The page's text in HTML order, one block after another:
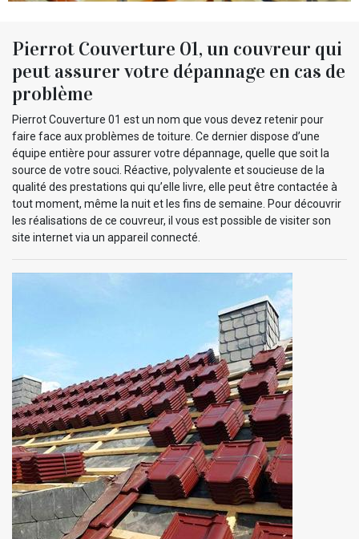
Pierrot Couverture 01, un couvreur qui
peut assurer votre dépannage en cas de
problème
Pierrot Couverture 01 est un nom que vous devez retenir pour
faire face aux problèmes de toiture. Ce dernier dispose d’une
équipe entière pour assurer votre dépannage, quelle que soit la
source de votre souci. Réactive, polyvalente et soucieuse de la
qualité des prestations qui qu’elle livre, elle peut être contactée à
tout moment, même la nuit et les fins de semaine. Pour découvrir
les réalisations de ce couvreur, il vous est possible de visiter son
site internet via un appareil connecté.